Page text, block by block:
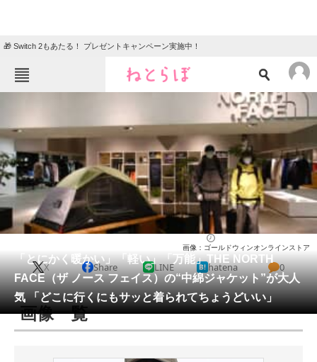
🎁 Switch 2もあたる！ プレゼントキャンペーン実施中！
エンタメ クイズ
グルメ 地域
住まい 教育・育児
動物
会員記事
メディア
注目記事を集めた総合ページ
「とにかく暖かい」「軽い」「万能」THE NORTH
FACE（ザ ノース フェイス）の“中綿ジャケット”が大人
気 「どこに行くにもサッと着られてちょうどいい」
画像：ゴールドウィンオンラインストア
X Share LINE hatena 0
画像一覧